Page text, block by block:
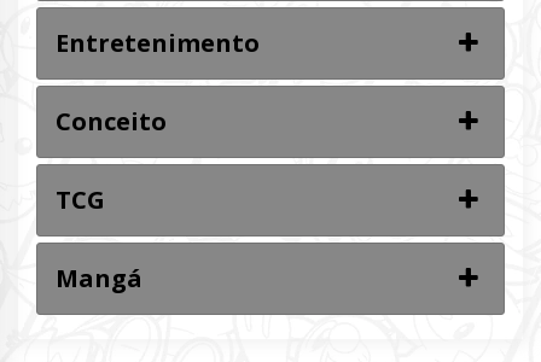
Entretenimento
Conceito
TCG
Mangá